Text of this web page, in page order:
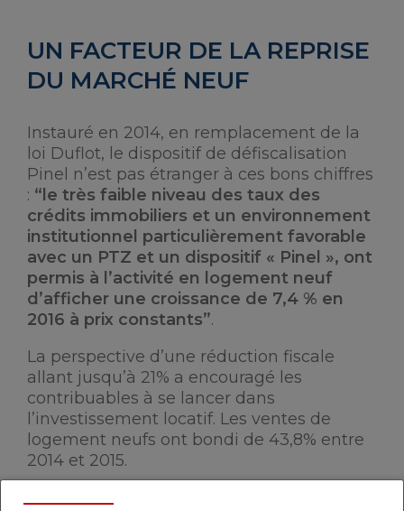
UN FACTEUR DE LA REPRISE
DU MARCHÉ NEUF
Instauré en 2014, en remplacement de la
loi Duflot, le dispositif de défiscalisation
Pinel n’est pas étranger à ces bons chiffres
: “le très faible niveau des taux des
crédits immobiliers et un environnement
institutionnel particulièrement favorable
avec un PTZ et un dispositif « Pinel », ont
permis à l’activité en logement neuf
d’afficher une croissance de 7,4 % en
2016 à prix constants”.
La perspective d’une réduction fiscale
allant jusqu’à 21% a encouragé les
contribuables à se lancer dans
l’investissement locatif. Les ventes de
logement neufs ont bondi de 43,8% entre
2014 et 2015.